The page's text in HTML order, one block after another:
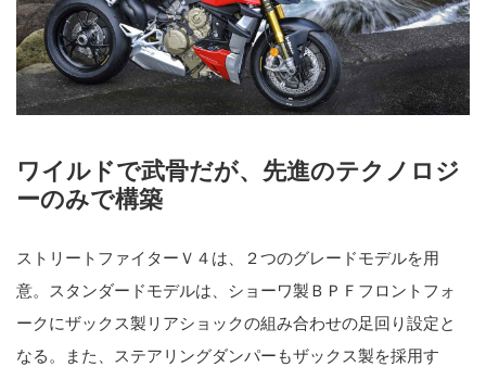
ワイルドで武骨だが、先進のテクノロジ
ーのみで構築
ストリートファイターＶ４は、２つのグレードモデルを用
意。スタンダードモデルは、ショーワ製ＢＰＦフロントフォ
ークにザックス製リアショックの組み合わせの足回り設定と
なる。また、ステアリングダンパーもザックス製を採用す